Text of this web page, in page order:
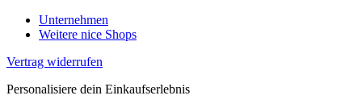
Unternehmen
Weitere nice Shops
Vertrag widerrufen
Personalisiere dein Einkaufserlebnis